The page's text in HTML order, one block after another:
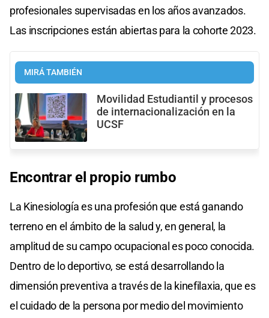
profesionales supervisadas en los años avanzados.
Las inscripciones están abiertas para la cohorte 2023.
MIRÁ TAMBIÉN
Movilidad Estudiantil y procesos
de internacionalización en la
UCSF
Encontrar el propio rumbo
La Kinesiología es una profesión que está ganando
terreno en el ámbito de la salud y, en general, la
amplitud de su campo ocupacional es poco conocida.
Dentro de lo deportivo, se está desarrollando la
dimensión preventiva a través de la kinefilaxia, que es
el cuidado de la persona por medio del movimiento